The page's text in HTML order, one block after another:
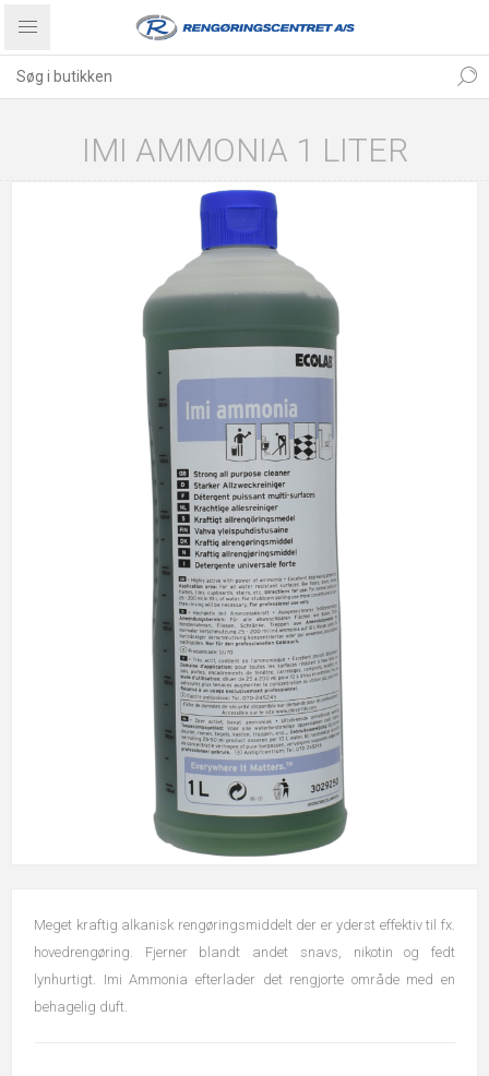
IMI AMMONIA 1 LITER
Meget kraftig alkanisk rengøringsmiddelt der er yderst effektiv til fx.
hovedrengøring. Fjerner blandt andet snavs, nikotin og fedt
lynhurtigt. Imi Ammonia efterlader det rengjorte område med en
behagelig duft.